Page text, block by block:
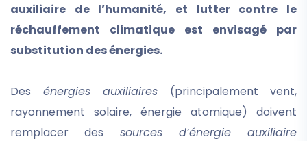
auxiliaire de l’humanité, et lutter contre le
réchauffement climatique est envisagé par
substitution des énergies.
Des énergies auxiliaires (principalement vent,
rayonnement solaire, énergie atomique) doivent
remplacer des sources d’énergie auxiliaire